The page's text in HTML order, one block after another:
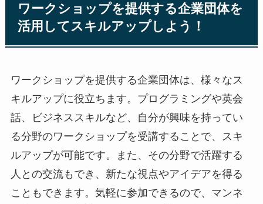
ワークショップを提供する企業団体を
活用してスキルアップしよう！
ワークショップを提供する企業団体は、様々なス
キルアップに役立ちます。プログラミングや英会
話、ビジネススキルなど、自分が興味を持ってい
る分野のワークショップを受講することで、スキ
ルアップが可能です。また、その分野で活躍する
人との交流もでき、新たな視点やアイデアを得る
こともできます。気軽に参加できるので、マンネ